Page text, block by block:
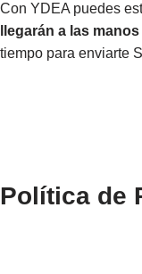
Con YDEA puedes
llegarán a las
tiempo para enviarte
Política de